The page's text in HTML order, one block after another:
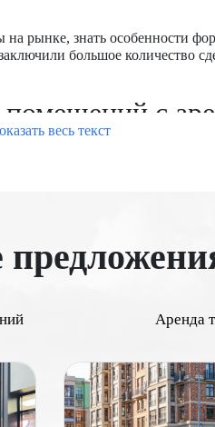
рынке, знать особенности
большое количество
с
коммерческой
объекты характеризуются
с которыми вложения можно
доходность. В базе
весь текст
Аренда